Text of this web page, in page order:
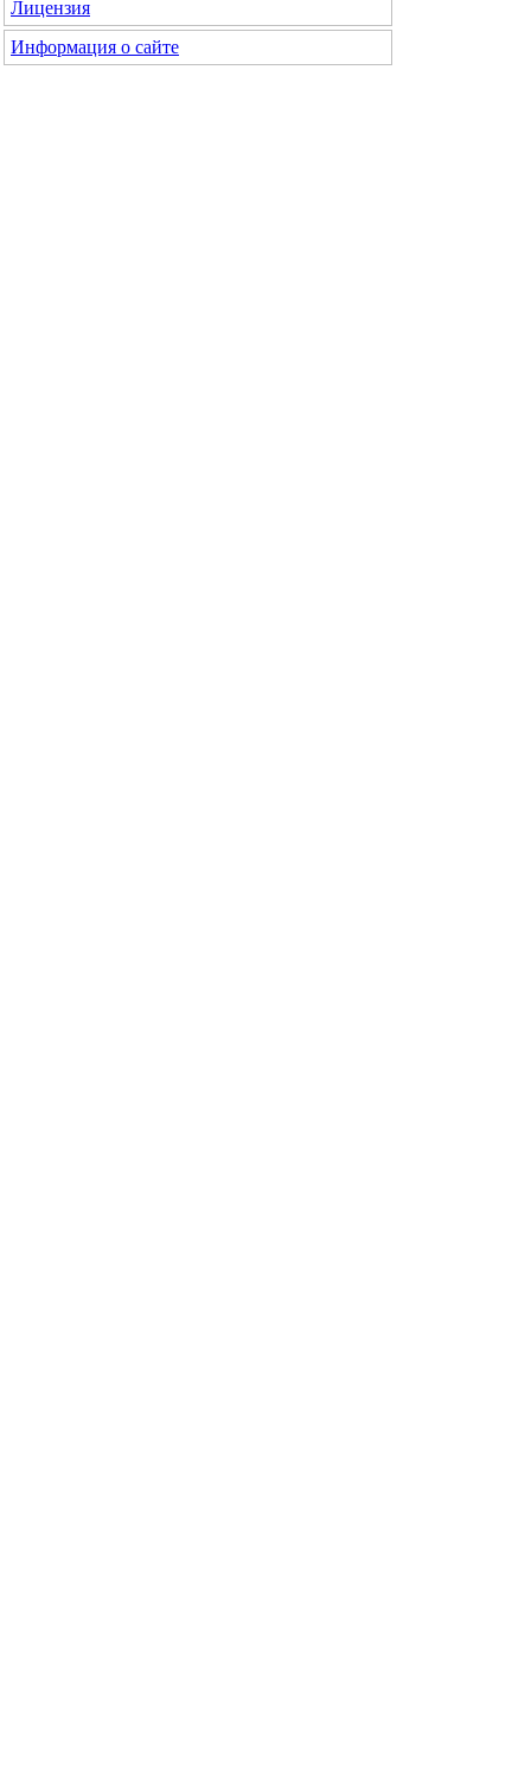
Лицензия
Информация о сайте